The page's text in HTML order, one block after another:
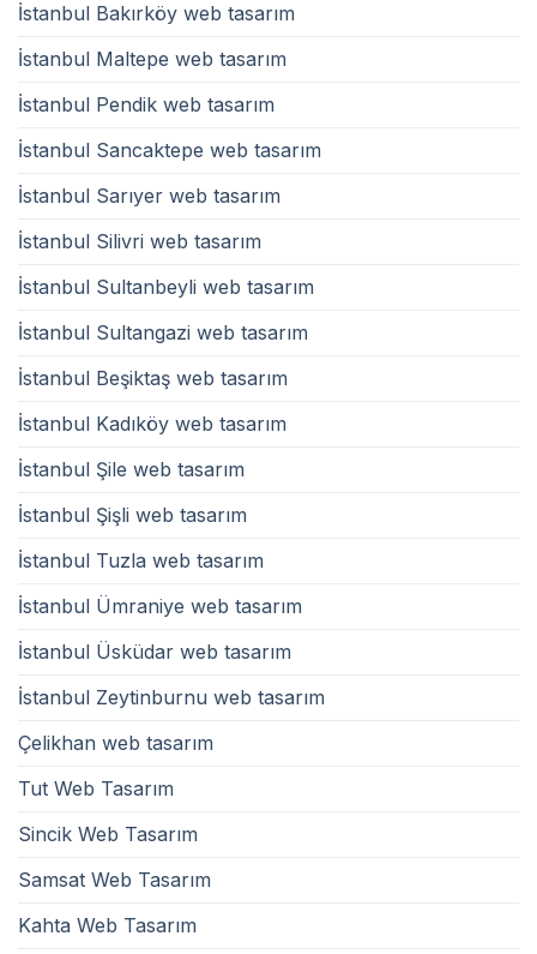
İstanbul Bakırköy web tasarım
İstanbul Maltepe web tasarım
İstanbul Pendik web tasarım
İstanbul Sancaktepe web tasarım
İstanbul Sarıyer web tasarım
İstanbul Silivri web tasarım
İstanbul Sultanbeyli web tasarım
İstanbul Sultangazi web tasarım
İstanbul Beşiktaş web tasarım
İstanbul Kadıköy web tasarım
İstanbul Şile web tasarım
İstanbul Şişli web tasarım
İstanbul Tuzla web tasarım
İstanbul Ümraniye web tasarım
İstanbul Üsküdar web tasarım
İstanbul Zeytinburnu web tasarım
Çelikhan web tasarım
Tut Web Tasarım
Sincik Web Tasarım
Samsat Web Tasarım
Kahta Web Tasarım